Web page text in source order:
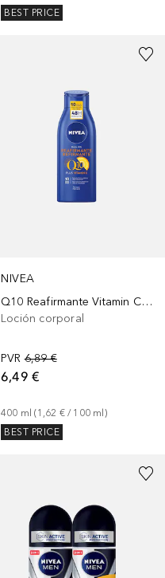
BEST PRICE
NIVEA
Q10 Reafirmante Vitamin C Piel Seca
Loción corporal
PVR 6,89 €
6,49 €
400 ml (1,62 € / 100 ml )
BEST PRICE